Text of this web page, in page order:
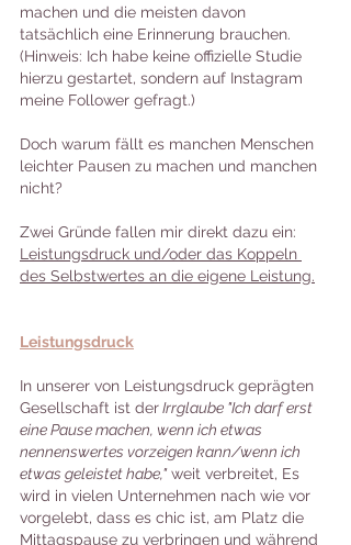
machen und die meisten davon
tatsächlich eine Erinnerung brauchen.
(Hinweis: Ich habe keine offizielle Studie
hierzu gestartet, sondern auf Instagram
meine Follower gefragt.)
Doch warum fällt es manchen Menschen
leichter Pausen zu machen und manchen
nicht?
Zwei Gründe fallen mir direkt dazu ein:
Leistungsdruck und/oder das Koppeln
des Selbstwertes an die eigene Leistung.
Leistungsdruck
In unserer von Leistungsdruck geprägten
Gesellschaft ist der Irrglaube "Ich darf erst
eine Pause machen, wenn ich etwas
nennenswertes vorzeigen kann/wenn ich
etwas geleistet habe," weit verbreitet, Es
wird in vielen Unternehmen nach wie vor
vorgelebt, dass es chic ist, am Platz die
Mittagspause zu verbringen und während